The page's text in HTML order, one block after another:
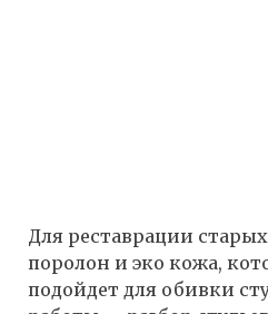
Для реставрации
поролон и эко кожа,
подойдет для обивки